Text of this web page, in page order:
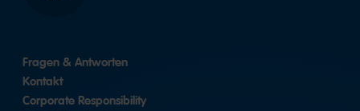
Fragen & Antworten
Kontakt
Corporate Responsibility